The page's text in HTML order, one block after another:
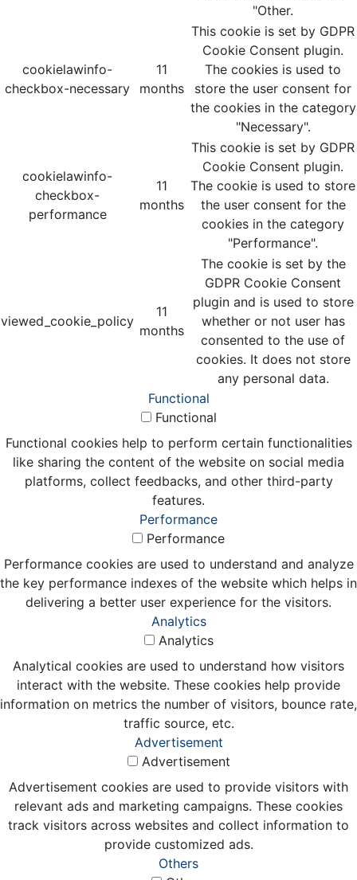
"Other.
cookielawinfo-
checkbox-necessary
11
months
This cookie is set by GDPR
Cookie Consent plugin.
The cookies is used to
store the user consent for
the cookies in the category
"Necessary".
cookielawinfo-
checkbox-
performance
11
months
This cookie is set by GDPR
Cookie Consent plugin.
The cookie is used to store
the user consent for the
cookies in the category
"Performance".
viewed_cookie_policy
11
months
The cookie is set by the
GDPR Cookie Consent
plugin and is used to store
whether or not user has
consented to the use of
cookies. It does not store
any personal data.
Functional
Functional
Functional cookies help to perform certain functionalities
like sharing the content of the website on social media
platforms, collect feedbacks, and other third-party
features.
Performance
Performance
Performance cookies are used to understand and analyze
the key performance indexes of the website which helps in
delivering a better user experience for the visitors.
Analytics
Analytics
Analytical cookies are used to understand how visitors
interact with the website. These cookies help provide
information on metrics the number of visitors, bounce rate,
traffic source, etc.
Advertisement
Advertisement
Advertisement cookies are used to provide visitors with
relevant ads and marketing campaigns. These cookies
track visitors across websites and collect information to
provide customized ads.
Others